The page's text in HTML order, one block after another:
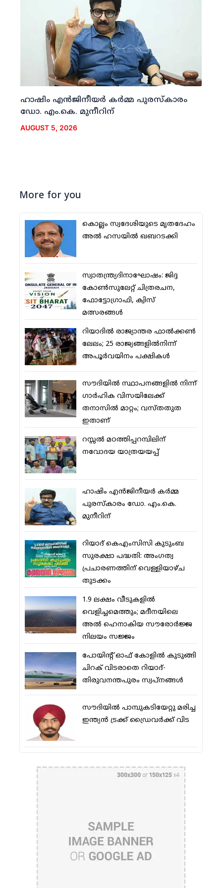
ഹാഷിം എന്‍ജിനീയര്‍ കര്‍മ്മ പുരസ്‌കാരം
ഡോ. എം.കെ. മുനീറിന്
AUGUST 5, 2026
More for you
കൊല്ലം സ്വദേശിയുടെ മൃതദേഹം
അല്‍ ഹസയില്‍ ഖബറടക്കി
സ്വാതന്ത്ര്യദിനാഘോഷം: ജിദ്ദ
കോണ്‍സുലേറ്റ് ചിത്രരചന,
ഫോട്ടോഗ്രാഫി, ക്വിസ്
മത്സരങ്ങള്‍
റിയാദില്‍ രാജ്യാന്തര ഫാല്‍ക്കണ്‍
ലേലം; 25 രാജ്യങ്ങളില്‍നിന്ന്
അപൂര്‍വയിനം പക്ഷികള്‍
സൗദിയില്‍ സ്ഥാപനങ്ങളില്‍ നിന്ന്
ഗാര്‍ഹിക വിസയിലേക്ക്
തനാസില്‍ മാറ്റം; വസ്തതുത
ഇതാണ്
റസ്സല്‍ മഠത്തിപ്പറമ്പിലിന്
നവോദയ യാത്രയയപ്പ്
ഹാഷിം എന്‍ജിനീയര്‍ കര്‍മ്മ
പുരസ്‌കാരം ഡോ. എം.കെ.
മുനീറിന്
റിയാദ് കെഎംസിസി കുടുംബ
സുരക്ഷാ പദ്ധതി: അംഗത്വ
പ്രചാരണത്തിന് വെള്ളിയാഴ്ച
തുടക്കം
1.9 ലക്ഷം വീടുകളില്‍
വെളിച്ചമെത്തും; മദീനയിലെ
അല്‍ ഹെനാകിയ സൗരോര്‍ജ്ജ
നിലയം സജ്ജം
പോയിന്റ് ഓഫ് കോളില്‍ കുടുങ്ങി
ചിറക് വിടരാതെ റിയാദ്-
തിരുവനന്തപുരം സ്വപ്നങ്ങള്‍
സൗദിയിൽ പാമ്പുകടിയേറ്റു മരിച്ച
ഇന്ത്യൻ ട്രക്ക് ഡ്രൈവർക്ക് വിട